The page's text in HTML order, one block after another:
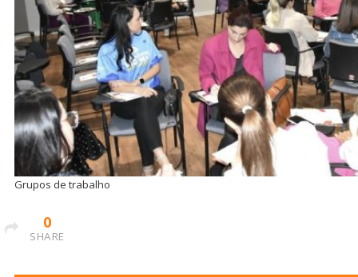
Grupos de trabalho
0
SHARE